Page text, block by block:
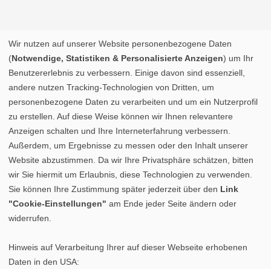
Wir nutzen auf unserer Website personenbezogene Daten
(Notwendige, Statistiken & Personalisierte Anzeigen) um Ihr
Benutzererlebnis zu verbessern. Einige davon sind essenziell,
andere nutzen Tracking-Technologien von Dritten, um
personenbezogene Daten zu verarbeiten und um ein Nutzerprofil
zu erstellen. Auf diese Weise können wir Ihnen relevantere
Anzeigen schalten und Ihre Interneterfahrung verbessern.
Außerdem, um Ergebnisse zu messen oder den Inhalt unserer
Website abzustimmen. Da wir Ihre Privatsphäre schätzen, bitten
wir Sie hiermit um Erlaubnis, diese Technologien zu verwenden.
Sie können Ihre Zustimmung später jederzeit über den Link
"Cookie-Einstellungen" am Ende jeder Seite ändern oder
widerrufen.
Hinweis auf Verarbeitung Ihrer auf dieser Webseite erhobenen
Daten in den USA: